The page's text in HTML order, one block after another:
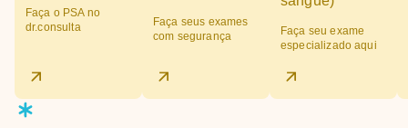
Faça o PSA no
dr.consulta
Faça seus exames
com segurança
Faça seu exame
especializado aqui